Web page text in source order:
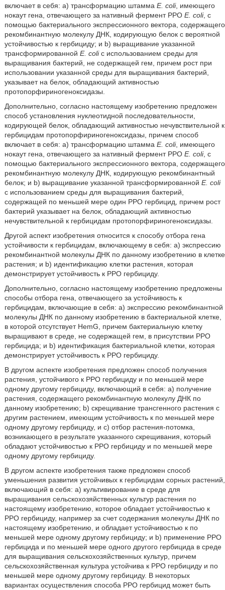
включает в себя: a) трансформацию штамма E. coli, имеющего
нокаут гена, отвечающего за нативный фермент PPOE. coli, с
помощью бактериального экспрессионного вектора, содержащего
рекомбинантную молекулу ДНК, кодирующую белок с вероятной
устойчивостью к гербициду; и b) выращивание указанной
трансформированной E. coliс использованием среды для
выращивания бактерий, не содержащей гем, причем рост при
использовании указанной среды для выращивания бактерий,
указывает на белок, обладающий активностью
протопорфириногеноксидазы.
Дополнительно, согласно настоящему изобретению предложен
способ установления нуклеотидной последовательности,
кодирующей белок, обладающий активностью нечувствительной к
гербицидам протопорфириногеноксидазы, причем способ
включает в себя: a) трансформацию штамма E. coli, имеющего
нокаут гена, отвечающего за нативный фермент PPOE. coli, с
помощью бактериального экспрессионного вектора, содержащего
рекомбинантную молекулу ДНК, кодирующую рекомбинантный
белок; и b) выращивание указанной трансформированной E. coli
с использованием среды для выращивания бактерий,
содержащей по меньшей мере один PPO гербицид, причем рост
бактерий указывает на белок, обладающий активностью
нечувствительной к гербицидам протопорфириногеноксидазы.
Другой аспект изобретения относится к способу отбора гена
устойчивости к гербицидам, включающему в себя: a) экспрессию
рекомбинантной молекулы ДНК по данному изобретению в клетке
растения; и b) идентификацию клетки растения, которая
демонстрирует устойчивость к PPO гербициду.
Дополнительно, согласно настоящему изобретению предложены
способы отбора гена, отвечающего за устойчивость к
гербицидам, включающие в себя: a) экспрессию рекомбинантной
молекулы ДНК по данному изобретению в бактериальной клетке,
в которой отсутствует HemG, причем бактериальную клетку
выращивают в среде, не содержащей гем, в присутствии PPO
гербицида; и b) идентификация бактериальной клетки, которая
демонстрирует устойчивость к PPO гербициду.
В другом аспекте изобретения предложен способ получения
растения, устойчивого к PPO гербициду и по меньшей мере
одному другому гербициду, включающий в себя: a) получение
растения, содержащего рекомбинантную молекулу ДНК по
данному изобретению; b) скрещивание трансгенного растения с
другим растением, имеющим устойчивость к по меньшей мере
одному другому гербициду, и c) отбор растения-потомка,
возникающего в результате указанного скрещивания, который
обладают устойчивостью к PPO гербициду и по меньшей мере
одному другому гербициду.
В другом аспекте изобретения также предложен способ
уменьшения развития устойчивых к гербицидам сорных растений,
включающий в себя: a) культивирование в среде для
выращивания сельскохозяйственных культур растения по
настоящему изобретению, которое обладает устойчивостью к
PPO гербициду, например за счет содержания молекулы ДНК по
настоящему изобретению, и обладает устойчивостью к по
меньшей мере одному другому гербициду; и b) применение PPO
гербицида и по меньшей мере одного другого гербицида в среде
для выращивания сельскохозяйственных культур, причем
сельскохозяйственная культура устойчива к PPO гербициду и по
меньшей мере одному другому гербициду. В некоторых
вариантах осуществления способа PPO гербицид может быть